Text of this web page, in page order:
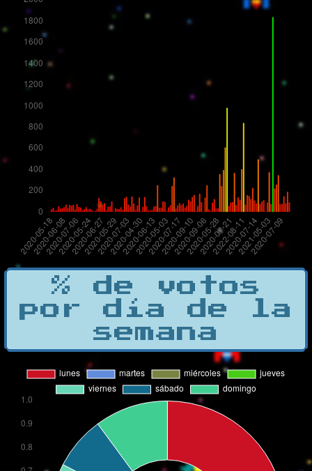
% de votos
por día de la
semana